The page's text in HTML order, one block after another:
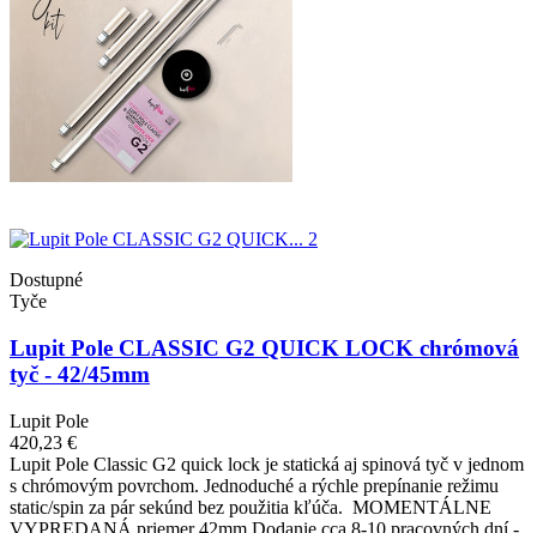
Dostupné
Tyče
Lupit Pole CLASSIC G2 QUICK LOCK chrómová
tyč - 42/45mm
Lupit Pole
420,23 €
Lupit Pole Classic G2 quick lock je statická aj spinová tyč v jednom
s chrómovým povrchom. Jednoduché a rýchle prepínanie režimu
static/spin za pár sekúnd bez použitia kľúča. MOMENTÁLNE
VYPREDANÁ priemer 42mm Dodanie cca 8-10 pracovných dní -